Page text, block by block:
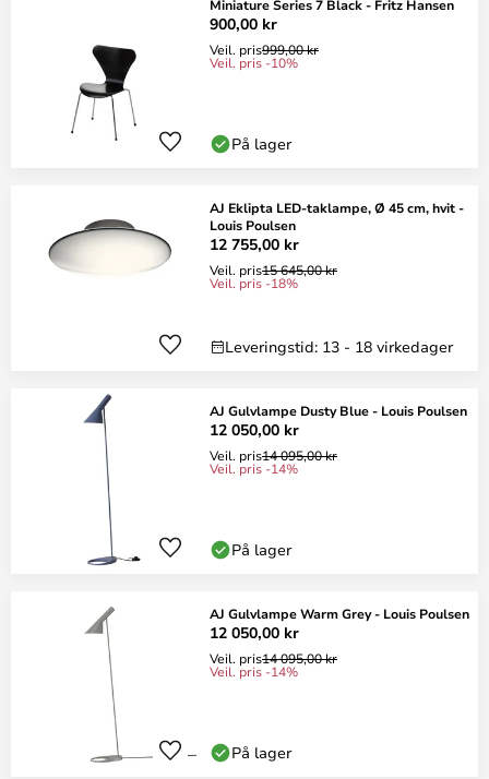
Miniature Series 7 Black - Fritz Hansen
900,00 kr
Veil. pris999,00 kr
Veil. pris -10%
På lager
AJ Eklipta LED-taklampe, Ø 45 cm, hvit -
Louis Poulsen
12 755,00 kr
Veil. pris15 645,00 kr
Veil. pris -18%
Leveringstid: 13 - 18 virkedager
AJ Gulvlampe Dusty Blue - Louis Poulsen
12 050,00 kr
Veil. pris14 095,00 kr
Veil. pris -14%
På lager
AJ Gulvlampe Warm Grey - Louis Poulsen
12 050,00 kr
Veil. pris14 095,00 kr
Veil. pris -14%
På lager